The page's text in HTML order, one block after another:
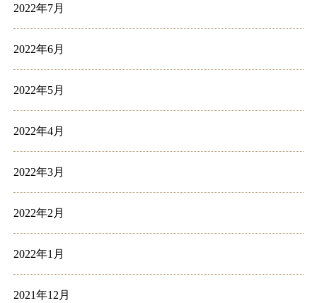
2022年7月
2022年6月
2022年5月
2022年4月
2022年3月
2022年2月
2022年1月
2021年12月